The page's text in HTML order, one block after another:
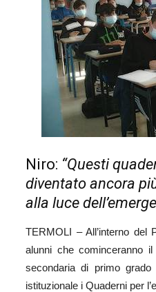
Niro: “Questi
diventato ancora
alla luce
TERMOLI – All’interno del
alunni che cominceranno
secondaria di primo
istituzionale i Quaderni per